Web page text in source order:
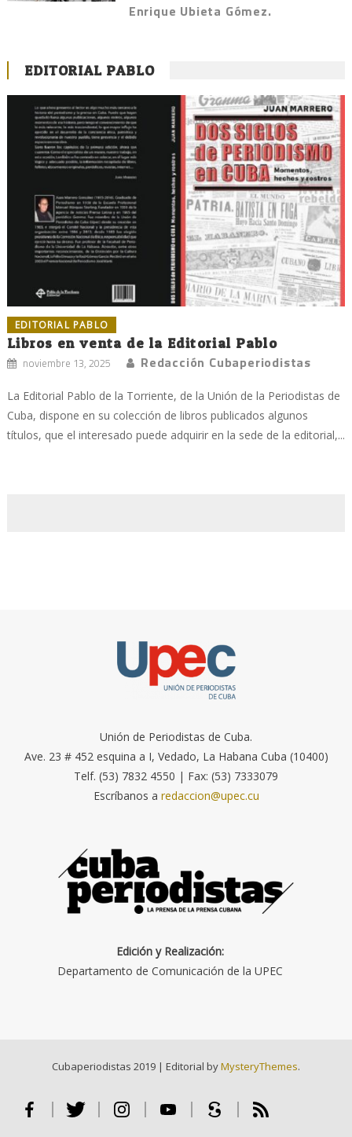
Enrique Ubieta Gómez.
EDITORIAL PABLO
EDITORIAL PABLO
Libros en venta de la Editorial Pablo
noviembre 13, 2025 Redacción Cubaperiodistas
La Editorial Pablo de la Torriente, de la Unión de la Periodistas de
Cuba, dispone en su colección de libros publicados algunos
títulos, que el interesado puede adquirir en la sede de la editorial,...
Unión de Periodistas de Cuba.
Ave. 23 # 452 esquina a I, Vedado, La Habana Cuba (10400)
Telf. (53) 7832 4550 | Fax: (53) 7333079
Escríbanos a redaccion@upec.cu
Edición y Realización:
Departamento de Comunicación de la UPEC
Cubaperiodistas 2019 | Editorial byMysteryThemes.
Facebook Twitter Instagram Youtube Scribd RSS